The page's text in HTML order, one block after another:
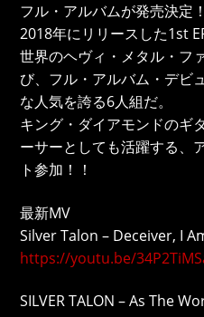
フル・アルバムが発売決定！
2018年にリリースした1st
世界のヘヴィ・メタル・フ
び、フル・アルバム・デビ
な人気を誇る6人組だ。
キング・ダイアモンドのギ
ーサーとしても活躍する、
ト参加！！
最新MV
Silver Talon – Deceiver, I
https://youtu.be/
SILVER TALON – As The